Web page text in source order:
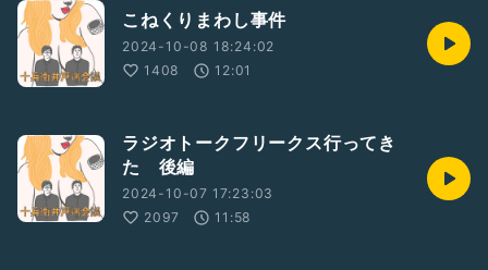
こねくりまわし事件
2024-10-08 18:24:02
1408
12:01
ラジオトークフリークス行ってき
た 後編
2024-10-07 17:23:03
2097
11:58